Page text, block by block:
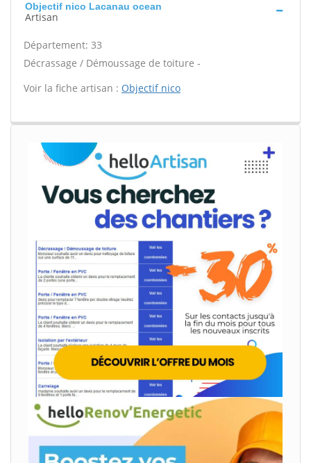
Objectif nico Lacanau ocean
Artisan
Département: 33
Décrassage / Démoussage de toiture -
Voir la fiche artisan : Objectif nico